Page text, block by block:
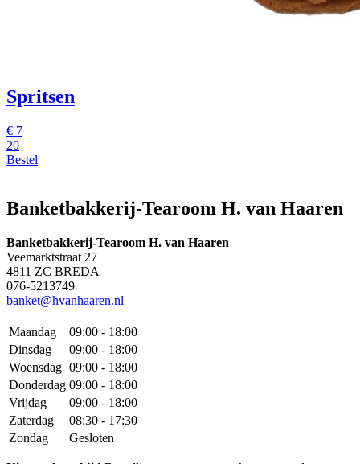
Spritsen
€ 7
20
Bestel
Banketbakkerij-Tearoom H. van Haaren
Banketbakkerij-Tearoom H. van Haaren
Veemarktstraat 27
4811 ZC BREDA
076-5213749
banket@hvanhaaren.nl
Maandag
09:00 - 18:00
Dinsdag
09:00 - 18:00
Woensdag 09:00 - 18:00
Donderdag 09:00 - 18:00
Vrijdag
09:00 - 18:00
Zaterdag
08:30 - 17:30
Zondag
Gesloten